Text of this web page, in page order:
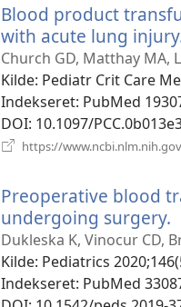
Blood product
with acute lung
Church GD, Matthay MA,
Kilde‎: Pediatr Crit Care
Indekseret‎: PubMed
DOI‎: 10.1097/
https://
Preoperative blood
undergoing surgery.
Dukleska K, Vinocur CD,
Kilde‎: Pediatrics
Indekseret‎: PubMed